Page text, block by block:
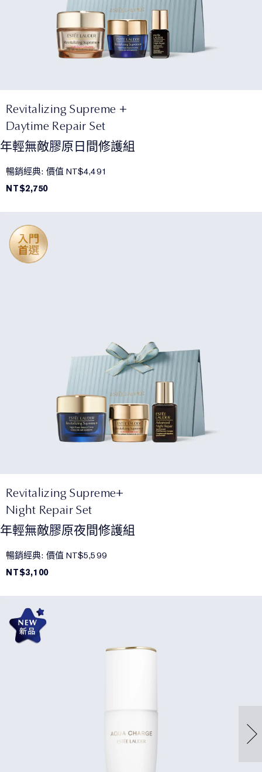
Revitalizing Supreme +
Daytime Repair Set
年輕無敵膠原日間修護組
暢銷經典: 價值 NT$4,491
NT$2,750
Revitalizing Supreme+
Night Repair Set
年輕無敵膠原夜間修護組
暢銷經典: 價值 NT$5,599
NT$3,100